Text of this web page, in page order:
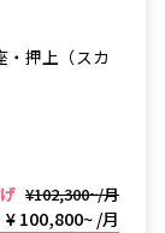
・押上（スカ
¥102,300~/月
¥ 100,800~ /月